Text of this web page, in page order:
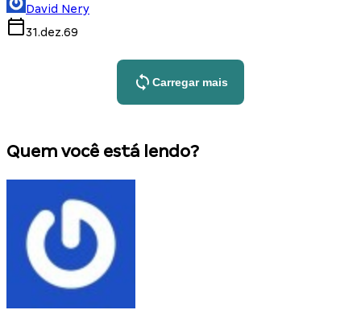
David Nery
31.dez.69
Carregar mais
Quem você está lendo?